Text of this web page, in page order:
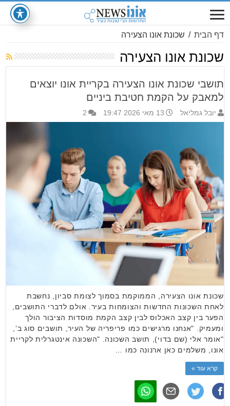
דף הבית / שכונת אונו הצעירה
שכונת אונו הצעירה
תושבי שכונת אונו הצעירה בקריית אונו יוצאים
למאבק על הקמת חטיבת ביניים
יובל גמליאל 13 מאי 2026 19:47 2
שכונת אונו הצעירה, הממוקמת בסמוך לצומת סביון, נחשבת
לאחת השכונות החדשות והצומחות בעיר. אולם לדברי התושבים,
הפער בין קצב האכלוס לבין קצב הקמת מוסדות הציבור הולך
ומעמיק. "אנחנו מרגישים כמו פריפריה של העיר, תושבים סוג ב’,
"אומר אלי (שם בדוי), תושב השכונה. "השכונה אינטגרלית לקריית
אונו, משלמים כאן ארנונה כמו …
קרא עוד »